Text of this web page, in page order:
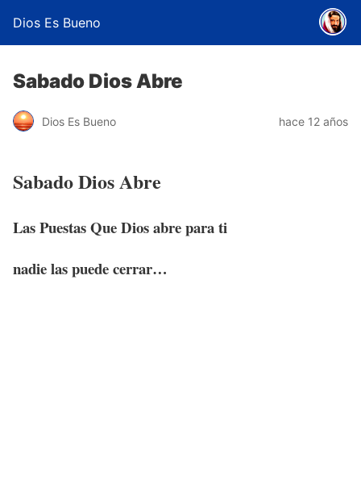
Dios Es Bueno
Sabado Dios Abre
Dios Es Bueno hace 12 años
Sabado Dios Abre
Las Puestas Que Dios abre para ti
nadie las puede cerrar…